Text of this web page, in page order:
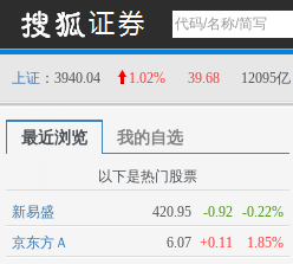
上证 ：3940.04 1.02% 39.68 12095亿
最近浏览 我的自选
以下是热门股票
新易盛 420.95 -0.92 -0.22%
京东方Ａ
6.07 +0.11
1.85%